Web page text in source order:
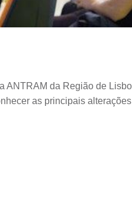
as principais alterações